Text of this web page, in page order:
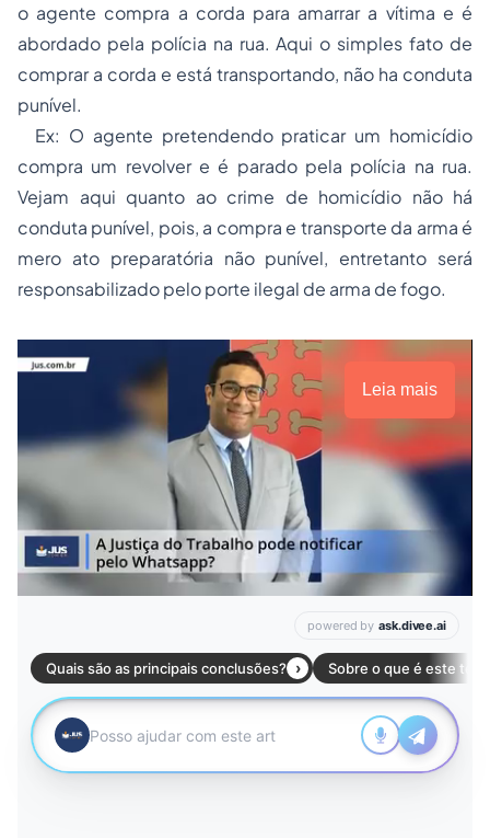
o agente compra a corda para amarrar a vítima e é
abordado pela polícia na rua. Aqui o simples fato de
comprar a corda e está transportando, não ha conduta
punível.
Ex: O agente pretendendo praticar um homicídio
compra um revolver e é parado pela polícia na rua.
Vejam aqui quanto ao crime de homicídio não há
conduta punível, pois, a compra e transporte da arma é
mero ato preparatória não punível, entretanto será
responsabilizado pelo porte ilegal de arma de fogo.
Leia mais